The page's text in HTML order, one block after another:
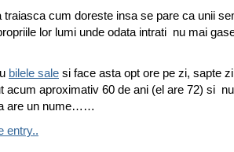
traiasca cum doreste insa se pare ca unii
lor lumi unde odata intrati nu mai
bilele sale si face asta opt ore pe zi, sapte
acum aproximativ 60 de ani (el are 72) si
are un nume……
entry..